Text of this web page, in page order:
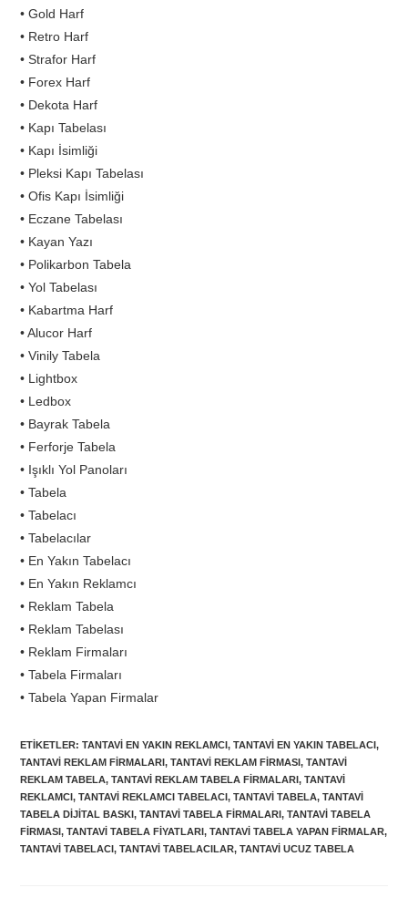
• Gold Harf
• Retro Harf
• Strafor Harf
• Forex Harf
• Dekota Harf
• Kapı Tabelası
• Kapı İsimliği
• Pleksi Kapı Tabelası
• Ofis Kapı İsimliği
• Eczane Tabelası
• Kayan Yazı
• Polikarbon Tabela
• Yol Tabelası
• Kabartma Harf
• Alucor Harf
• Vinily Tabela
• Lightbox
• Ledbox
• Bayrak Tabela
• Ferforje Tabela
• Işıklı Yol Panoları
• Tabela
• Tabelacı
• Tabelacılar
• En Yakın Tabelacı
• En Yakın Reklamcı
• Reklam Tabela
• Reklam Tabelası
• Reklam Firmaları
• Tabela Firmaları
• Tabela Yapan Firmalar
ETIKETLER:TANTAVI EN YAKIN REKLAMCI, TANTAVI EN YAKIN TABELACI,
TANTAVI REKLAM FIRMALARI, TANTAVI REKLAM FIRMASI, TANTAVI
REKLAM TABELA, TANTAVI REKLAM TABELA FIRMALARI, TANTAVI
REKLAMCI, TANTAVI REKLAMCI TABELACI, TANTAVI TABELA, TANTAVI
TABELA DIJITAL BASKI, TANTAVI TABELA FIRMALARI, TANTAVI TABELA
FIRMASI, TANTAVI TABELA FIYATLARI, TANTAVI TABELA YAPAN FIRMALAR,
TANTAVI TABELACI, TANTAVI TABELACILAR, TANTAVI UCUZ TABELA